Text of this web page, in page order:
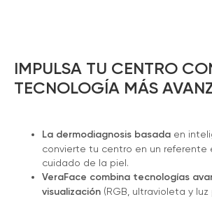
IMPULSA TU CENTRO
TECNOLOGÍA MÁS
La dermodiagnosis basada en
convierte tu centro en un referente
cuidado de la piel.
VeraFace combina tecnologías
visualización (RGB, ultravioleta y